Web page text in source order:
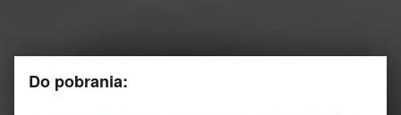
Do pobrania: